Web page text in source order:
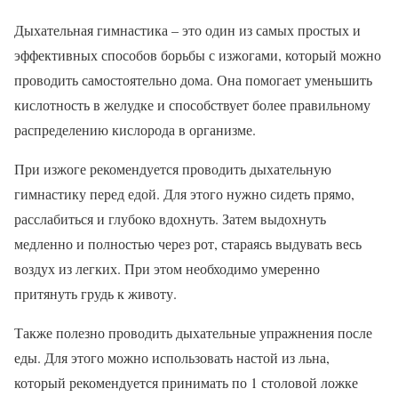
Дыхательная гимнастика – это один из самых простых и
эффективных способов борьбы с изжогами, который можно
проводить самостоятельно дома. Она помогает уменьшить
кислотность в желудке и способствует более правильному
распределению кислорода в организме.
При изжоге рекомендуется проводить дыхательную
гимнастику перед едой. Для этого нужно сидеть прямо,
расслабиться и глубоко вдохнуть. Затем выдохнуть
медленно и полностью через рот, стараясь выдувать весь
воздух из легких. При этом необходимо умеренно
притянуть грудь к животу.
Также полезно проводить дыхательные упражнения после
еды. Для этого можно использовать настой из льна,
который рекомендуется принимать по 1 столовой ложке